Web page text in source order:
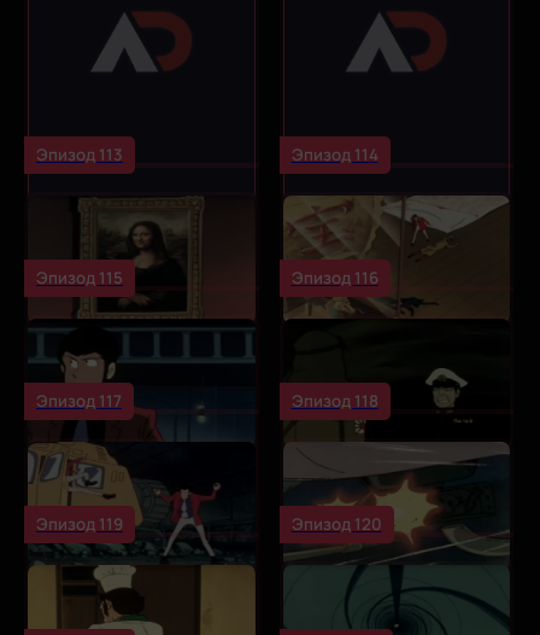
Эпизод 113 Эпизод 114
Эпизод 115 Эпизод 116
Эпизод 117 Эпизод 118
Эпизод 119 Эпизод 120